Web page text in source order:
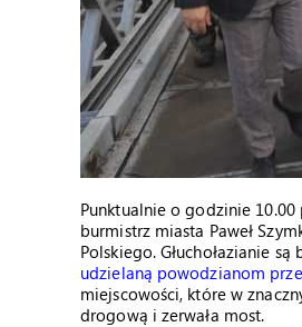
Punktualnie o godzinie 10.00
burmistrz miasta Paweł
Polskiego. Głuchołazianie
udzielaną powodzianom
miejscowości, które w
drogową i zerwała most.